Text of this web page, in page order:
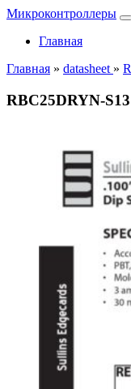
Микроконтроллеры
Главная
Главная » datasheet »
RBC25DRYN-